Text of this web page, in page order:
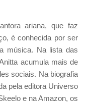
ariana, que faz
é conhecida por ser
música. Na lista das
acumula mais de
sociais. Na biografia
pela editora Universo
e na Amazon, os